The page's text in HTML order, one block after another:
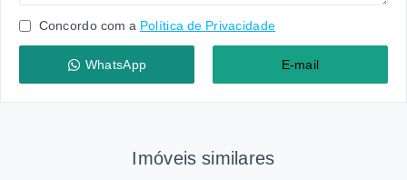
Concordo com a Política de Privacidade
WhatsApp E-mail
Imóveis similares